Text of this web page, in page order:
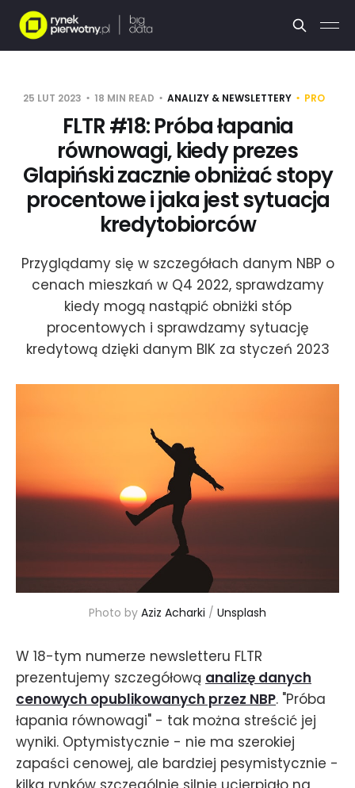
25 LUT 2023 18 MIN READ ANALIZY & NEWSLETTERY PRO
FLTR #18: Próba łapania
równowagi, kiedy prezes
Glapiński zacznie obniżać stopy
procentowe i jaka jest sytuacja
kredytobiorców
Przyglądamy się w szczegółach danym NBP o
cenach mieszkań w Q4 2022, sprawdzamy
kiedy mogą nastąpić obniżki stóp
procentowych i sprawdzamy sytuację
kredytową dzięki danym BIK za styczeń 2023
Photo by Aziz Acharki / Unsplash
W 18-tym numerze newsletteru FLTR
prezentujemy szczegółową analizę danych
cenowych opublikowanych przez NBP. "Próba
łapania równowagi" - tak można streścić jej
wyniki. Optymistycznie - nie ma szerokiej
zapaści cenowej, ale bardziej pesymistycznie -